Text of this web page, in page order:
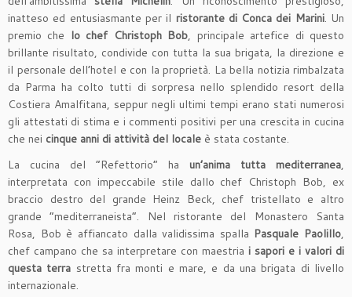
inatteso ed entusiasmante per il ristorante di Conca dei Marini. Un
premio che lo chef Christoph Bob, principale artefice di questo
brillante risultato, condivide con tutta la sua brigata, la direzione e
il personale dell’hotel e con la proprietà. La bella notizia rimbalzata
da Parma ha colto tutti di sorpresa nello splendido resort della
Costiera Amalfitana, seppur negli ultimi tempi erano stati numerosi
gli attestati di stima e i commenti positivi per una crescita in cucina
che nei cinque anni di attività del locale è stata costante.
La cucina del “Refettorio” ha un’anima tutta mediterranea,
interpretata con impeccabile stile dallo chef Christoph Bob, ex
braccio destro del grande Heinz Beck, chef tristellato e altro
grande “mediterraneista”. Nel ristorante del Monastero Santa
Rosa, Bob è affiancato dalla validissima spalla Pasquale Paolillo,
chef campano che sa interpretare con maestria i sapori e i valori di
questa terra stretta fra monti e mare, e da una brigata di livello
internazionale.